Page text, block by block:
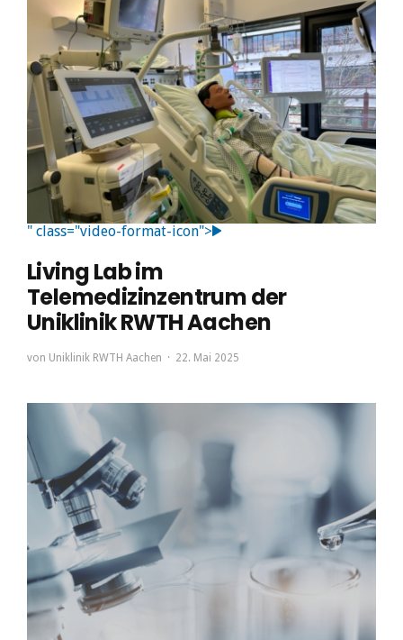
" class="video-format-icon">
Living Lab im
Telemedizinzentrum der
Uniklinik RWTH Aachen
von Uniklinik RWTH Aachen 22. Mai 2025